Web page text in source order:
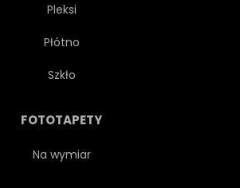
Pleksi
Płótno
Szkło
FOTOTAPETY
Na wymiar